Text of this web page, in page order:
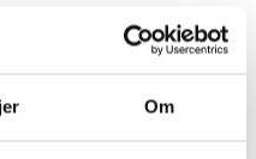
Om
- 177 s. Bd. 2: Et case-
og modernitet. -